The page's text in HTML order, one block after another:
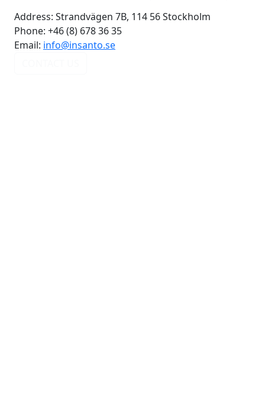
Address: Strandvägen 7B, 114 56 Stockholm
Phone: +46 (8) 678 36 35
Email: info@insanto.se